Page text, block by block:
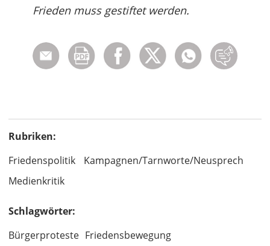
Frieden muss gestiftet werden.
Rubriken:
Friedenspolitik
Kampagnen/Tarnworte/Neusprech
Medienkritik
Schlagwörter:
Bürgerproteste Friedensbewegung